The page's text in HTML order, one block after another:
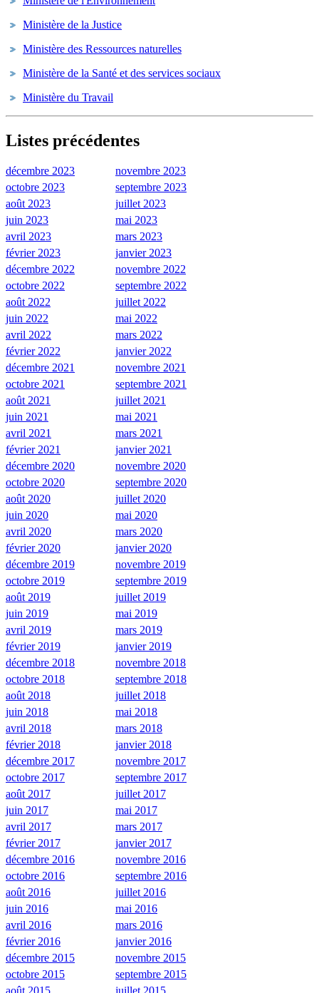
Ministère de la Justice
Ministère des Ressources naturelles
Ministère de la Santé et des services sociaux
Ministère du Travail
Listes précédentes
décembre 2023
novembre 2023
octobre 2023
septembre 2023
août 2023
juillet 2023
juin 2023
mai 2023
avril 2023
mars 2023
février 2023
janvier 2023
décembre 2022
novembre 2022
octobre 2022
septembre 2022
août 2022
juillet 2022
juin 2022
mai 2022
avril 2022
mars 2022
février 2022
janvier 2022
décembre 2021
novembre 2021
octobre 2021
septembre 2021
août 2021
juillet 2021
juin 2021
mai 2021
avril 2021
mars 2021
février 2021
janvier 2021
décembre 2020
novembre 2020
octobre 2020
septembre 2020
août 2020
juillet 2020
juin 2020
mai 2020
avril 2020
mars 2020
février 2020
janvier 2020
décembre 2019
novembre 2019
octobre 2019
septembre 2019
août 2019
juillet 2019
juin 2019
mai 2019
avril 2019
mars 2019
février 2019
janvier 2019
décembre 2018
novembre 2018
octobre 2018
septembre 2018
août 2018
juillet 2018
juin 2018
mai 2018
avril 2018
mars 2018
février 2018
janvier 2018
décembre 2017
novembre 2017
octobre 2017
septembre 2017
août 2017
juillet 2017
juin 2017
mai 2017
avril 2017
mars 2017
février 2017
janvier 2017
décembre 2016
novembre 2016
octobre 2016
septembre 2016
août 2016
juillet 2016
juin 2016
mai 2016
avril 2016
mars 2016
février 2016
janvier 2016
décembre 2015
novembre 2015
octobre 2015
septembre 2015
août 2015
juillet 2015